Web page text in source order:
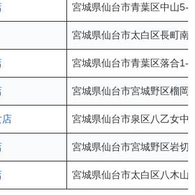
宮城県仙台市青葉区中山
宮城県仙台市太白区長町
宮城県仙台市青葉区落合
宮城県仙台市宮城野区榴
店 宮城県仙台市泉区八乙女
宮城県仙台市宮城野区岩
宮城県仙台市太白区八木